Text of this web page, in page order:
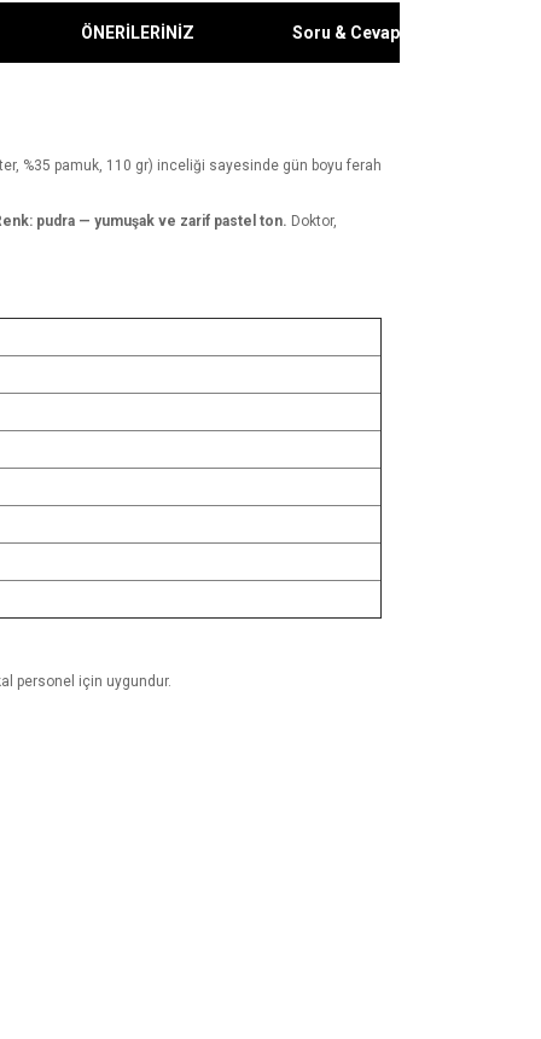
ÖNERİLERİNİZ Soru & Cevap
%35 pamuk, 110 gr) inceliği sayesinde gün boyu ferah
pudra — yumuşak ve zarif pastel ton. Doktor,
personel için uygundur.